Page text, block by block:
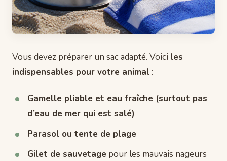
Vous devez préparer un sac adapté. Voici les
indispensables pour votre animal:
Gamelle pliable et eau fraîche (surtout pas
d’eau de mer qui est salé)
Parasol ou tente de plage
Gilet de sauvetage pour les mauvais nageurs